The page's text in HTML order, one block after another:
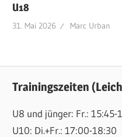
U18
31. Mai 2026 Marc Urban
Trainingszeiten
U8 und jünger: Fr.: 15:45-
U10: Di.+Fr.: 17:00-18:30